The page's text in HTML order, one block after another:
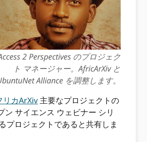
2 Perspectives のプロジェク
ト マネージャー。AfricArXiv と
Alliance を調整します。
リカArXiv 主要なプロジェクトの
ン サイエンス ウェビナー シリ
プロジェクトであると共有しま